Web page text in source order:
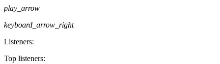
play_arrow
keyboard_arrow_right
Listeners:
Top listeners: